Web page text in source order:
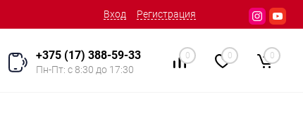
Вход Регистрация
+375 (17) 388-59-33
Пн-Пт: с 8:30 до 17:30
0 0 0